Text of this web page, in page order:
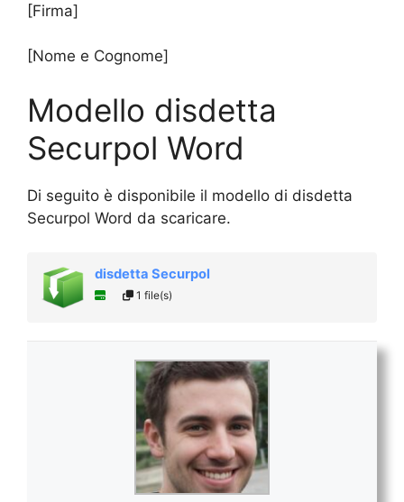
[Firma]
[Nome e Cognome]
Modello disdetta
Securpol Word
Di seguito è disponibile il modello di disdetta
Securpol Word da scaricare.
disdetta Securpol
1 file(s)